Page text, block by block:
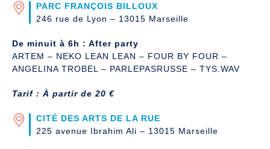
PARC FRANÇOIS BILLOUX
246 rue de Lyon – 13015 Marseille
De minuit à 6h : After party
ARTEM – NEKO LEAN LEAN – FOUR BY FOUR –
ANGELINA TROBEL – PARLEPASRUSSE – TYS.WAV
Tarif : À partir de 20 €
CITÉ DES ARTS DE LA RUE
225 avenue Ibrahim Ali – 13015 Marseille